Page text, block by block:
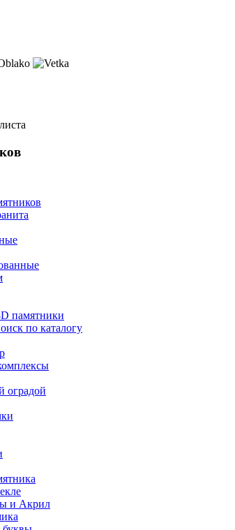
памятники
по каталогу
оградой
и Акрил